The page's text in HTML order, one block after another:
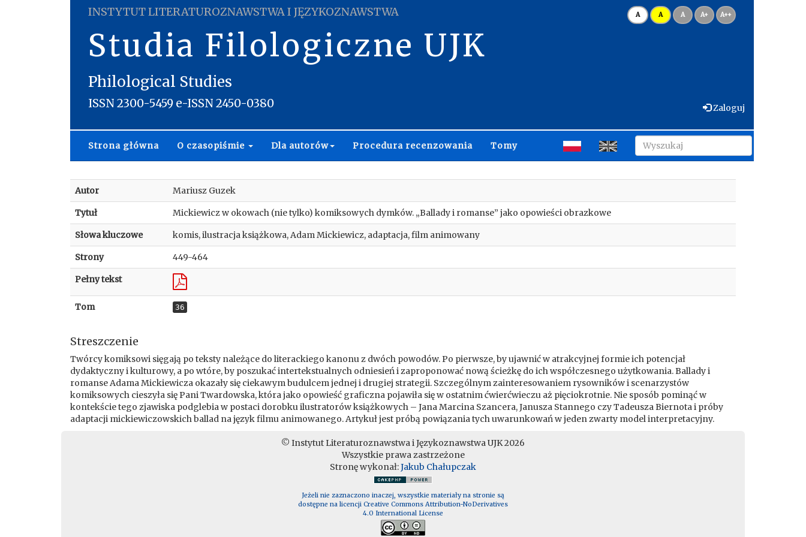
INSTYTUT LITERATUROZNAWSTWA I JĘZYKOZNAWSTWA
Studia Filologiczne UJK
Philological Studies
ISSN 2300-5459 e-ISSN 2450-0380
A A A A+ A++
Zaloguj
Strona główna O czasopiśmie Dla autorów Procedura recenzowania Tomy
Autor Mariusz Guzek
Tytuł Mickiewicz w okowach (nie tylko) komiksowych dymków. „Ballady i romanse” jako opowieści obrazkowe
Słowa kluczowe komis, ilustracja książkowa, Adam Mickiewicz, adaptacja, film animowany
Strony 449-464
Pełny tekst
Tom 36
Streszczenie
Twórcy komiksowi sięgają po teksty należące do literackiego kanonu z dwóch powodów. Po pierwsze, by ujawnić w atrakcyjnej formie ich potencjał
dydaktyczny i kulturowy, a po wtóre, by poszukać intertekstualnych odniesień i zaproponować nową ścieżkę do ich współczesnego użytkowania. Ballady i
romanse Adama Mickiewicza okazały się ciekawym budulcem jednej i drugiej strategii. Szczególnym zainteresowaniem rysowników i scenarzystów
komiksowych cieszyła się Pani Twardowska, która jako opowieść graficzna pojawiła się w ostatnim ćwierćwieczu aż pięciokrotnie. Nie sposób pominąć w
kontekście tego zjawiska podglebia w postaci dorobku ilustratorów książkowych – Jana Marcina Szancera, Janusza Stannego czy Tadeusza Biernota i próby
adaptacji mickiewiczowskich ballad na język filmu animowanego. Artykuł jest próbą powiązania tych uwarunkowań w jeden zwarty model interpretacyjny.
© Instytut Literaturoznawstwa i Językoznawstwa UJK 2026
Wszystkie prawa zastrzeżone
Stronę wykonał:Jakub Chałupczak
Jeżeli nie zaznaczono inaczej, wszystkie materiały na stronie są
dostępne na licencji Creative Commons Attribution-NoDerivatives
4.0 International License